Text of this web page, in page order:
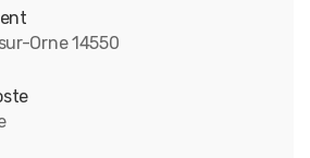
Orne 14550